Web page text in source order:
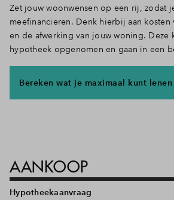
Zet jouw woonwensen op een rij, zodat
meefinancieren. Denk hierbij aan
en de afwerking van jouw woning. Deze
hypotheek opgenomen en gaan in een
Bereken wat je maximaal kunt lenen
AANKOOP
Hypotheekaanvraag